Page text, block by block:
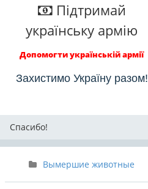
Підтримай
українську армію
Допомогти українській армії
Захистимо Україну разом!
Спасибо!
Вымершие животные